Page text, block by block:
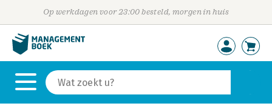
Op werkdagen voor 23:00 besteld, morgen in huis